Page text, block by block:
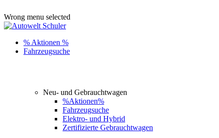
Wrong menu selected
% Aktionen %
Fahrzeugsuche
Neu- und Gebrauchtwagen
%Aktionen%
Fahrzeugsuche
Elektro- und Hybrid
Zertifizierte Gebrauchtwagen